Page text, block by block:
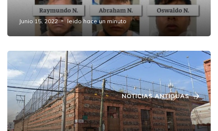
Papatlazolco,Puebla
Junio 15, 2022 leido hace un minuto
NOTICIAS ANTIGUAS
Sigue Javier N. en el penal de San Pedro
Cholula